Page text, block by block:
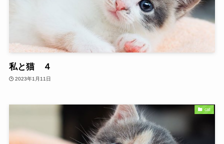
私と猫 ４
2023年1月11日
cat